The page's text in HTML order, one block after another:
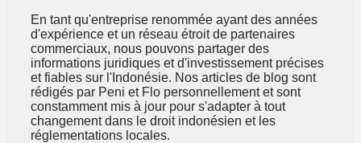
En tant qu'entreprise renommée ayant des années
d'expérience et un réseau étroit de partenaires
commerciaux, nous pouvons partager des
informations juridiques et d'investissement précises
et fiables sur l'Indonésie. Nos articles de blog sont
rédigés par Peni et Flo personnellement et sont
constamment mis à jour pour s'adapter à tout
changement dans le droit indonésien et les
réglementations locales.